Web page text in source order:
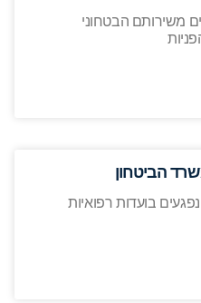
משירותם הבטחוני
הביטחון
בועדות רפואיות